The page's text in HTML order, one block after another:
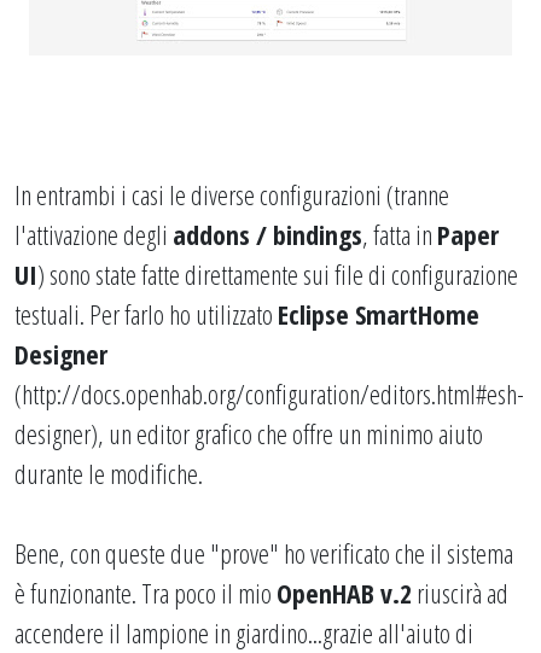
In entrambi i casi le diverse configurazioni (tranne
l'attivazione degli addons / bindings, fatta in Paper
UI) sono state fatte direttamente sui file di configurazione
testuali. Per farlo ho utilizzato Eclipse SmartHome
Designer
(http://docs.openhab.org/configuration/editors.html#esh-
designer), un editor grafico che offre un minimo aiuto
durante le modifiche.
Bene, con queste due "prove" ho verificato che il sistema
è funzionante. Tra poco il mio OpenHAB v.2 riuscirà ad
accendere il lampione in giardino...grazie all'aiuto di